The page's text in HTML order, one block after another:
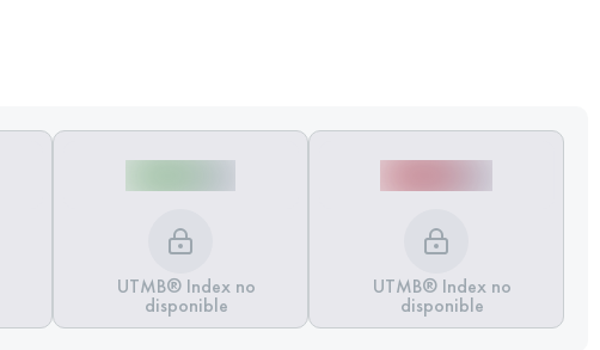
UTMB® Index no
disponible
UTMB® Index no
disponible